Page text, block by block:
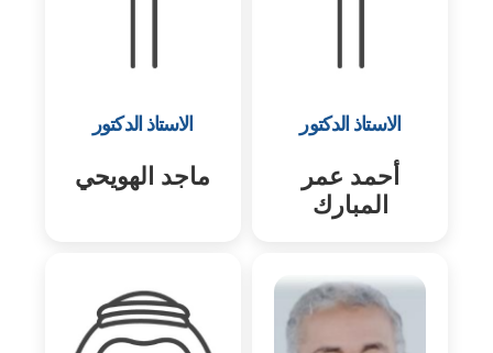
الاستاذ الدكتور
أحمد عمر
المبارك
الاستاذ الدكتور
ماجد الهويحي